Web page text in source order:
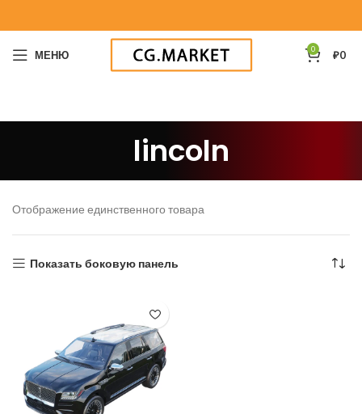
МЕНЮ 0 ₽0
lincoln
Отображение единственного товара
Показать боковую панель